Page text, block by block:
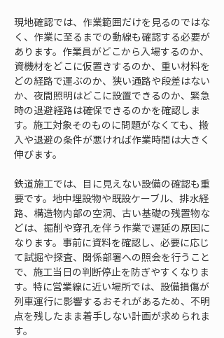
現地確認では、作業範囲だけを見るのではな
く、作業に至るまでの動線も確認する必要が
あります。作業員がどこから入場するのか、
資機材をどこに仮置きするのか、重い材料を
どの経路で運ぶのか、狭い通路や段差はない
か、夜間照明はどこに設置できるのか、緊急
時の退避経路は確保できるのかを確認しま
す。施工対象そのものに問題がなくても、搬
入や退避の条件が悪ければ作業時間は大きく
伸びます。
鉄道施工では、目に見えない設備の確認も重
要です。地中埋設物や既設ケーブル、排水経
路、構造物内部の空洞、古い基礎の残置物な
どは、掘削や穿孔を伴う作業で遅延の原因に
なります。事前に資料を確認し、必要に応じ
て試掘や探査、関係部署への照会を行うこと
で、施工当日の判断停止を防ぎやすくなりま
す。特に営業線に近い場所では、設備損傷が
列車運行に影響するおそれがあるため、不明
点を残したまま着手しない計画が求められま
す。